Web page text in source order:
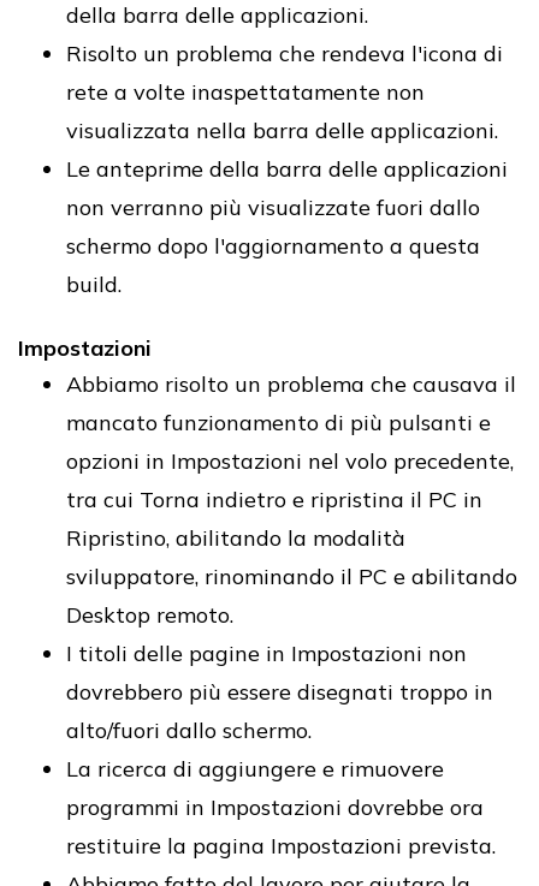
della barra delle applicazioni.
Risolto un problema che rendeva l'icona di
rete a volte inaspettatamente non
visualizzata nella barra delle applicazioni.
Le anteprime della barra delle applicazioni
non verranno più visualizzate fuori dallo
schermo dopo l'aggiornamento a questa
build.
Impostazioni
Abbiamo risolto un problema che causava il
mancato funzionamento di più pulsanti e
opzioni in Impostazioni nel volo precedente,
tra cui Torna indietro e ripristina il PC in
Ripristino, abilitando la modalità
sviluppatore, rinominando il PC e abilitando
Desktop remoto.
I titoli delle pagine in Impostazioni non
dovrebbero più essere disegnati troppo in
alto/fuori dallo schermo.
La ricerca di aggiungere e rimuovere
programmi in Impostazioni dovrebbe ora
restituire la pagina Impostazioni prevista.